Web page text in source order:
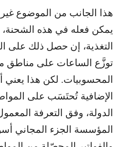
هذا الجانب من الموضوع
يمكن فعله في هذه
التغذية، إن حصل ذلك على
توزَّع الساعات على مناطق
المحسوبيات. لكن هذا يعني
الإضافية تُحتَسَب على
الدولة، وفق التعرفة
المؤسسة الجزء المجاني